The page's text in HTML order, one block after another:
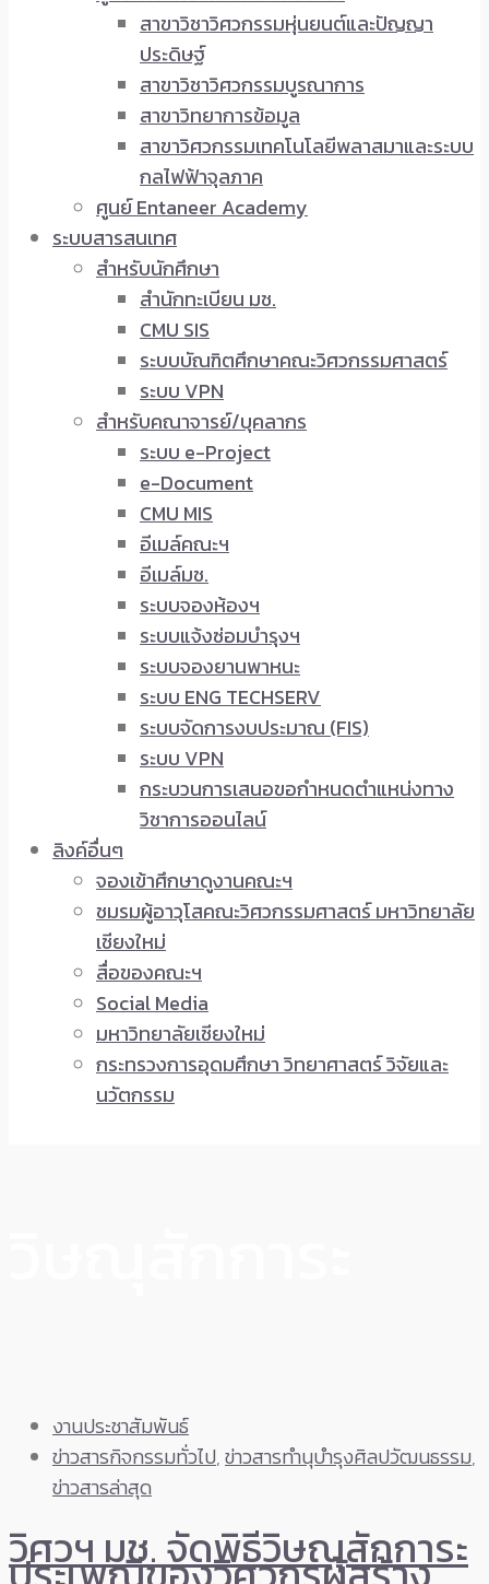
สาขาวิชาวิศวกรรมหุ่นยนต์และปัญญา
ประดิษฐ์
สาขาวิชาวิศวกรรมบูรณาการ
สาขาวิทยาการข้อมูล
สาขาวิศวกรรมเทคโนโลยีพลาสมาและระบบ
กลไฟฟ้าจุลภาค
ศูนย์ Entaneer Academy
ระบบสารสนเทศ
สำหรับนักศึกษา
สำนักทะเบียน มช.
CMU SIS
ระบบบัณฑิตศึกษาคณะวิศวกรรมศาสตร์
ระบบ VPN
สำหรับคณาจารย์/บุคลากร
ระบบ e-Project
e-Document
CMU MIS
อีเมล์คณะฯ
อีเมล์มช.
ระบบจองห้องฯ
ระบบแจ้งซ่อมบำรุงฯ
ระบบจองยานพาหนะ
ระบบ ENG TECHSERV
ระบบจัดการงบประมาณ (FIS)
ระบบ VPN
กระบวนการเสนอขอกำหนดตำแหน่งทาง
วิชาการออนไลน์
ลิงค์อื่นๆ
จองเข้าศึกษาดูงานคณะฯ
ชมรมผู้อาวุโสคณะวิศวกรรมศาสตร์ มหาวิทยาลัย
เชียงใหม่
สื่อของคณะฯ
Social Media
มหาวิทยาลัยเชียงใหม่
กระทรวงการอุดมศึกษา วิทยาศาสตร์ วิจัยและ
นวัตกรรม
งานประชาสัมพันธ์
ข่าวสารกิจกรรมทั่วไป,ข่าวสารทำนุบำรุงศิลปวัฒนธรรม,
ข่าวสารล่าสุด
วิศวฯ มช. จัดพิธีวิษณุสักการะ